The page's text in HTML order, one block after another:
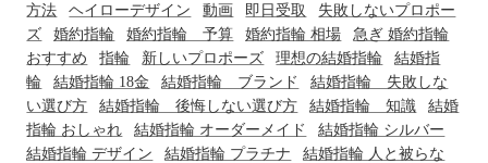
方法
ヘイローデザイン 動画 即日受取
失敗しないプロポー
ズ
婚約指輪 婚約指輪 予算 婚約指輪 相場
急ぎ 婚約指輪
おすすめ
指輪 新しいプロポーズ 理想の結婚指輪
結婚指
輪
結婚指輪 18金 結婚指輪 ブランド
結婚指輪 失敗しな
い選び方
結婚指輪 後悔しない選び方 結婚指輪 知識
結婚
指輪 おしゃれ
結婚指輪 オーダーメイド
結婚指輪 シルバー
結婚指輪 デザイン
結婚指輪 プラチナ
結婚指輪 人と被らな